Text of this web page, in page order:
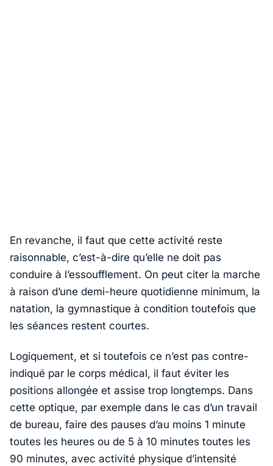
En revanche, il faut que cette activité reste
raisonnable, c’est-à-dire qu’elle ne doit pas
conduire à l’essoufflement. On peut citer la marche
à raison d’une demi-heure quotidienne minimum, la
natation, la gymnastique à condition toutefois que
les séances restent courtes.
Logiquement, et si toutefois ce n’est pas contre-
indiqué par le corps médical, il faut éviter les
positions allongée et assise trop longtemps. Dans
cette optique, par exemple dans le cas d’un travail
de bureau, faire des pauses d’au moins 1 minute
toutes les heures ou de 5 à 10 minutes toutes les
90 minutes, avec activité physique d’intensité